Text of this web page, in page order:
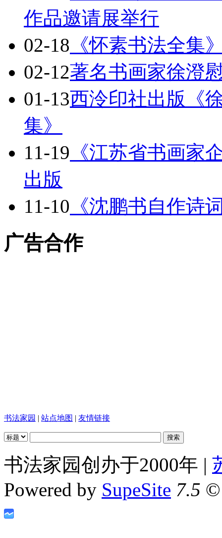
作品邀请展举行
02-18 《怀素书法全集
02-12著名书画家徐澄
01-13西泠印社出版《
集》
11-19 《江苏省书画家
出版
11-10 《沈鹏书自作诗
广告合作
书法家园 | 站点地图 | 友情链接
书法家园创办于2000年 |
Powered by SupeSite 7.5 ©